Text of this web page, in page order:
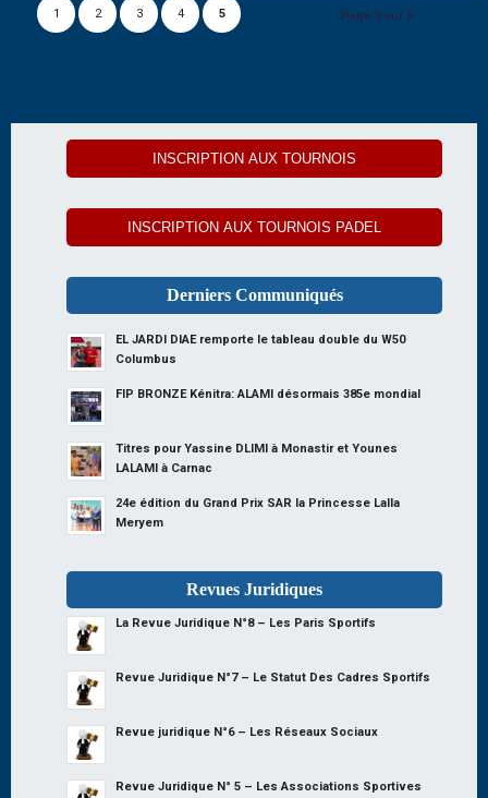
Page 5 sur 5
1 2 3 4 5
INSCRIPTION AUX TOURNOIS
INSCRIPTION AUX TOURNOIS PADEL
Derniers Communiqués
EL JARDI DIAE remporte le tableau double du W50
Columbus
FIP BRONZE Kénitra: ALAMI désormais 385e mondial
Titres pour Yassine DLIMI à Monastir et Younes
LALAMI à Carnac
24e édition du Grand Prix SAR la Princesse Lalla
Meryem
Revues Juridiques
La Revue Juridique N°8 – Les Paris Sportifs
Revue Juridique N°7 – Le Statut Des Cadres Sportifs
Revue juridique N°6 – Les Réseaux Sociaux
Revue Juridique N° 5 – Les Associations Sportives